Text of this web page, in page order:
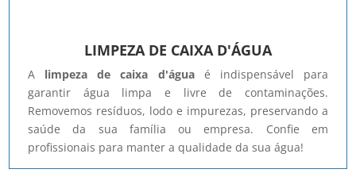
LIMPEZA DE CAIXA D'ÁGUA
A limpeza de caixa d'águaé indispensável para
garantir água limpa e livre de contaminações.
Removemos resíduos, lodo e impurezas, preservando a
saúde da sua família ou empresa. Confie em
profissionais para manter a qualidade da sua água!